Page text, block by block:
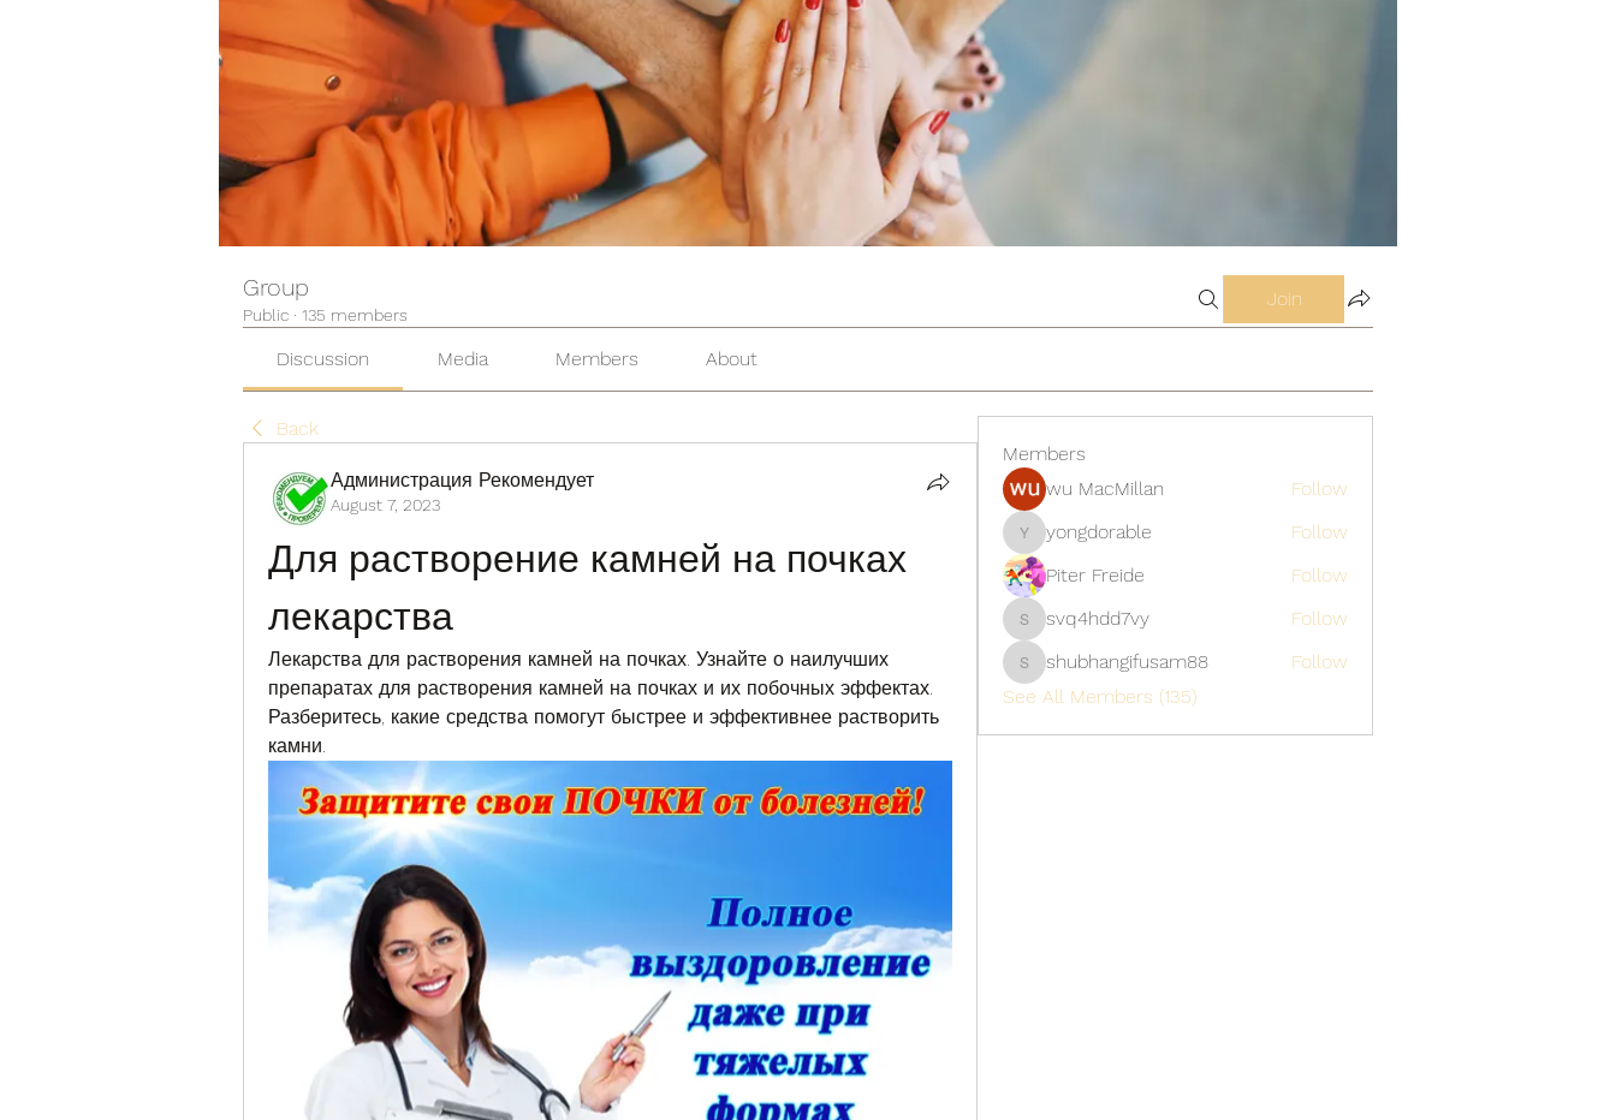
Group
Public · 135 members
Join
Discussion Media Members About
Back
Администрация Рекомендует
August 7, 2023
Для растворение камней на почках
лекарства
Лекарства для растворения камней на почках. Узнайте о наилучших
препаратах для растворения камней на почках и их побочных эффектах.
Разберитесь, какие средства помогут быстрее и эффективнее растворить
камни.
Members
wu MacMillan
Follow
yongdorable
yongdorable
Follow
Piter Freide
Follow
svq4hdd7vy
svq4hdd7vy Follow
shubhangifusam88
shubhangifusam88
Follow
See All Members (135)